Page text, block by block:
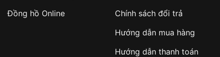
Đồng hồ Online
Chính sách đổi trả
Hướng dẫn mua hàng
Hướng dẫn thanh toán